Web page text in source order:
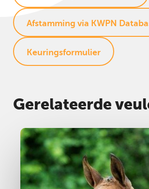
Afstamming via KWPN
Keuringsformulier
Gerelateerde
Hengst 2024